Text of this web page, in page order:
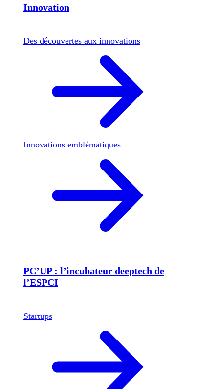
Innovation
Des découvertes aux innovations
Innovations emblématiques
PC’UP : l’incubateur deeptech de
l’ESPCI
Startups